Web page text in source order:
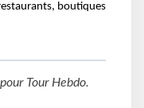
boutiques
pour Tour Hebdo.